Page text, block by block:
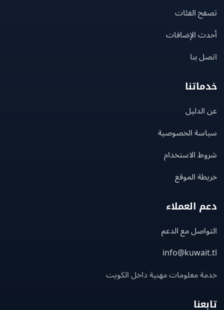
الفئات
الإضافات
بنا
الخصوصية
الاستخدام
الموقع
العملاء
مع الدعم
معلومات مهنية داخل الكويت